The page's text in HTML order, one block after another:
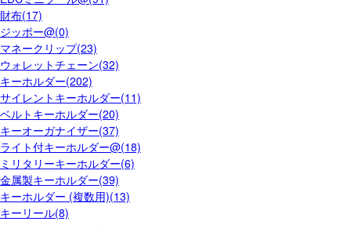
財布(17)
ジッポー@(0)
マネークリップ(23)
ウォレットチェーン(32)
キーホルダー(202)
サイレントキーホルダー(11)
ベルトキーホルダー(20)
キーオーガナイザー(37)
ライト付キーホルダー@(18)
ミリタリーキーホルダー(6)
金属製キーホルダー(39)
キーホルダー (複数用)(13)
キーリール(8)